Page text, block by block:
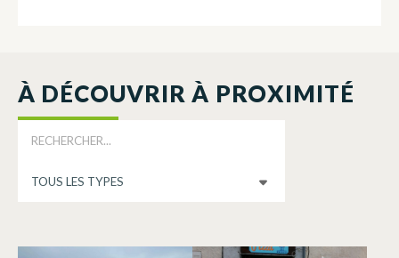
À DÉCOUVRIR À PROXIMITÉ